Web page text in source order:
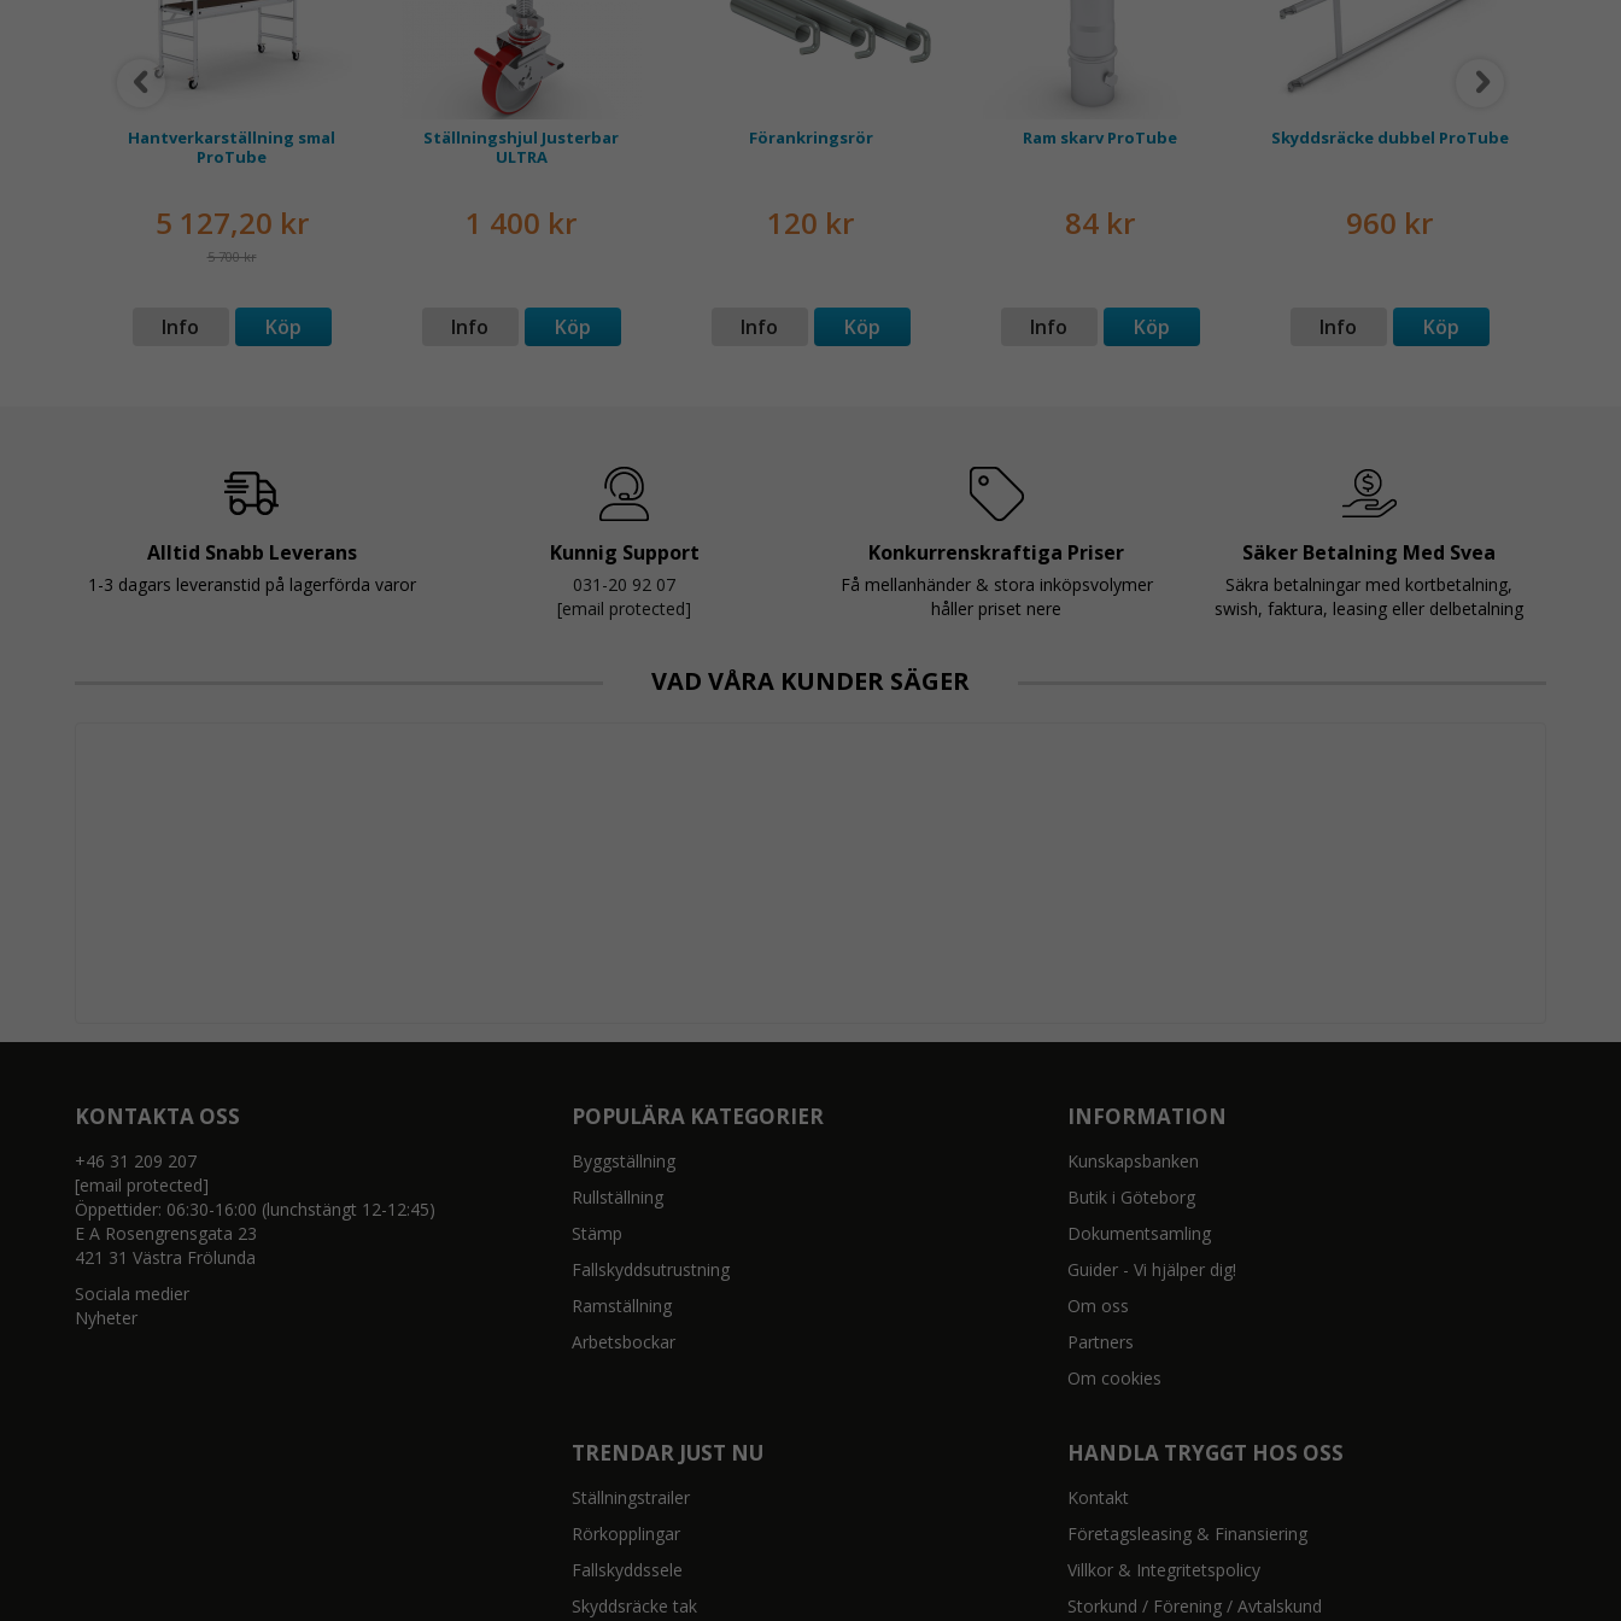
Hantverkarställning smal
ProTube
5 127,20 kr
5 700 kr
Info Köp
Ställningshjul Justerbar
ULTRA
1 400 kr
Info Köp
Förankringsrör
120 kr
Info Köp
Ram skarv ProTube
84 kr
Info Köp
Skyddsräcke dubbel ProTube
960 kr
Info Köp
Alltid Snabb Leverans
1-3 dagars leveranstid på lagerförda varor
Kunnig Support
031-20 92 07
[email protected]
Konkurrenskraftiga Priser
Få mellanhänder & stora inköpsvolymer
håller priset nere
Säker Betalning Med Svea
Säkra betalningar med kortbetalning,
swish, faktura, leasing eller delbetalning
VAD VÅRA KUNDER SÄGER
KONTAKTA OSS
+46 31 209 207
[email protected]
Öppettider: 06:30-16:00 (lunchstängt 12-12:45)
E A Rosengrensgata 23
421 31 Västra Frölunda
Sociala medier
Nyheter
POPULÄRA KATEGORIER
Byggställning
Rullställning
Stämp
Fallskyddsutrustning
Ramställning
Arbetsbockar
INFORMATION
Kunskapsbanken
Butik i Göteborg
Dokumentsamling
Guider - Vi hjälper dig!
Om oss
Partners
Om cookies
TRENDAR JUST NU
Ställningstrailer
Rörkopplingar
Fallskyddssele
Skyddsräcke tak
HANDLA TRYGGT HOS OSS
Kontakt
Företagsleasing & Finansiering
Villkor & Integritetspolicy
Storkund / Förening / Avtalskund